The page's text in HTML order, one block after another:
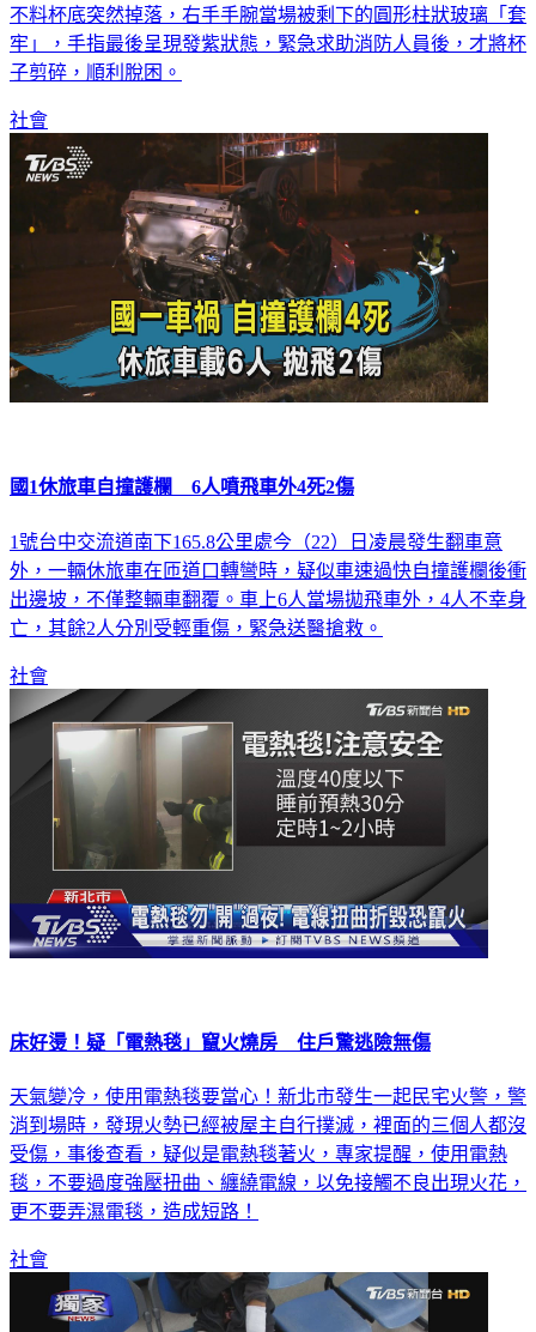
不料杯底突然掉落，右手手腕當場被剩下的圓形柱狀玻璃「套
牢」，手指最後呈現發紫狀態，緊急求助消防人員後，才將杯
子剪碎，順利脫困。
社會
國1休旅車自撞護欄 6人噴飛車外4死2傷
1號台中交流道南下165.8公里處今（22）日凌晨發生翻車意
外，一輛休旅車在匝道口轉彎時，疑似車速過快自撞護欄後衝
出邊坡，不僅整輛車翻覆。車上6人當場拋飛車外，4人不幸身
亡，其餘2人分別受輕重傷，緊急送醫搶救。
社會
床好燙！疑「電熱毯」竄火燒房 住戶驚逃險無傷
天氣變冷，使用電熱毯要當心！新北市發生一起民宅火警，警
消到場時，發現火勢已經被屋主自行撲滅，裡面的三個人都沒
受傷，事後查看，疑似是電熱毯著火，專家提醒，使用電熱
毯，不要過度強壓扭曲、纏繞電線，以免接觸不良出現火花，
更不要弄濕電毯，造成短路！
社會